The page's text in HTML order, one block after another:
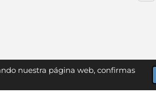
nuestra página web, confirmas
Webador